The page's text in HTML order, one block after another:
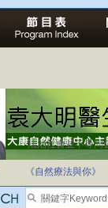
法治社會並不等同
自家教育合法化-
《自然療法與你》